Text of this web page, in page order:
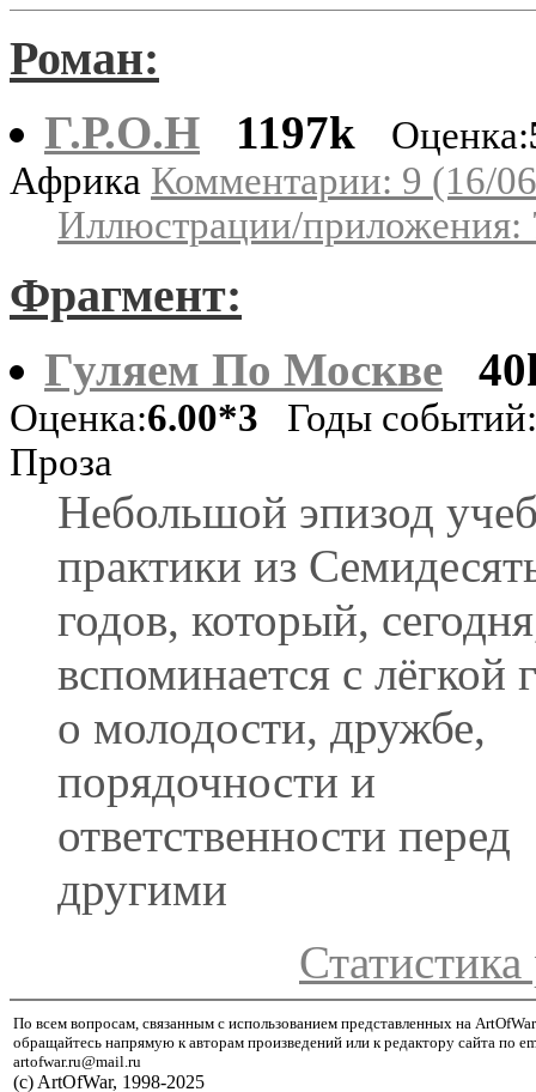
Роман:
Г.Р.О.Н 1197k Оценка:
Африка Комментарии: 9 (16/
Иллюстрации/приложения:
Фрагмент:
Гуляем По Москве
Оценка:6.00*3 Годы
Проза
Небольшой эпизод
практики из
годов, который,
вспоминается с лёгкой
о молодости, дружбе,
порядочности и
ответственности перед
другими
Статистика
По всем вопросам, связанным с использованием представленных на
обращайтесь напрямую к авторам произведений или к редактору сайта по
artofwar.ru@mail.ru
(с) ArtOfWar, 1998-2025